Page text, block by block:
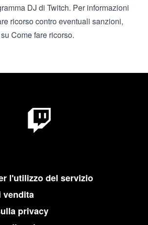
DJ di Twitch. Per informazioni
ricorso contro eventuali sanzioni,
Come fare ricorso.
l'utilizzo del servizio
vendita
privacy